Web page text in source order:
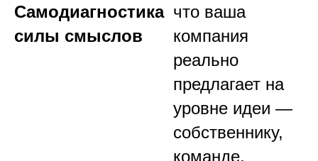
Самодиагностика
силы смыслов
что ваша
компания
реально
предлагает на
уровне идеи —
собственнику,
команде,